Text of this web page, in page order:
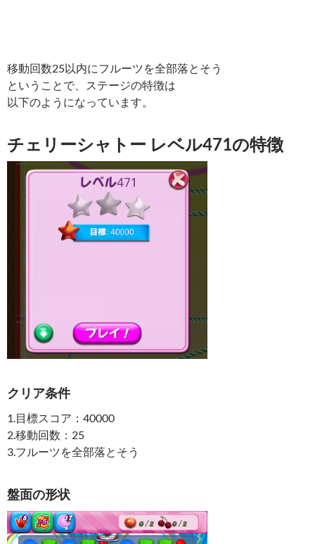
移動回数25以内にフルーツを全部落とそう
ということで、ステージの特徴は
以下のようになっています。
チェリーシャトー レベル471の特徴
クリア条件
1.目標スコア：40000
2.移動回数：25
3.フルーツを全部落とそう
盤面の形状